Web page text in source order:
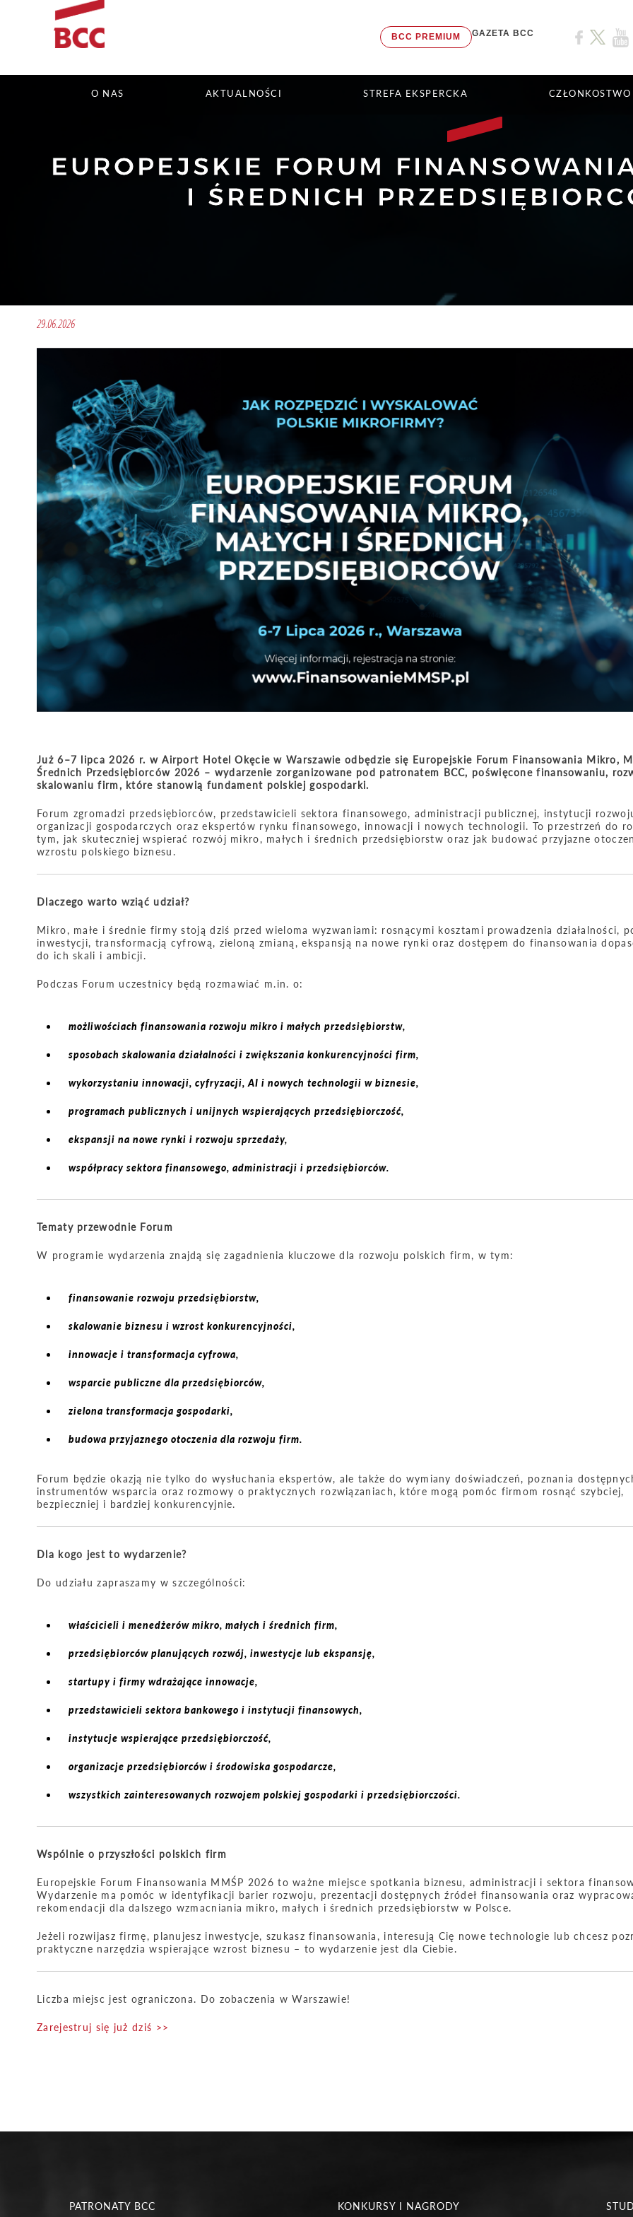
BCC PREMIUM GAZETA BCC
O NAS AKTUALNOŚCI STREFA EKSPERCKA CZŁONKOSTWO
EUROPEJSKIE FORUM
I ŚREDNICH
29.06.2026
Już 6–7 lipca 2026 r. w Airport Hotel Okęcie w Warszawie odbędzie się Europejskie Forum Finansowania Mikro,
Średnich Przedsiębiorców 2026 – wydarzenie zorganizowane pod patronatem BCC, poświęcone finansowaniu,
skalowaniu firm, które stanowią fundament polskiej gospodarki.
Forum zgromadzi przedsiębiorców, przedstawicieli sektora finansowego, administracji publicznej, instytucji
organizacji gospodarczych oraz ekspertów rynku finansowego, innowacji i nowych technologii. To przestrzeń do
tym, jak skuteczniej wspierać rozwój mikro, małych i średnich przedsiębiorstw oraz jak budować przyjazne
wzrostu polskiego biznesu.
Dlaczego warto wziąć udział?
Mikro, małe i średnie firmy stoją dziś przed wieloma wyzwaniami: rosnącymi kosztami prowadzenia działalności,
inwestycji, transformacją cyfrową, zieloną zmianą, ekspansją na nowe rynki oraz dostępem do finansowania
do ich skali i ambicji.
Podczas Forum uczestnicy będą rozmawiać m.in. o:
możliwościach finansowania rozwoju mikro i małych przedsiębiorstw,
sposobach skalowania działalności i zwiększania konkurencyjności firm,
wykorzystaniu innowacji, cyfryzacji, AI i nowych technologii w biznesie,
programach publicznych i unijnych wspierających przedsiębiorczość,
ekspansji na nowe rynki i rozwoju sprzedaży,
współpracy sektora finansowego, administracji i przedsiębiorców.
Tematy przewodnie Forum
W programie wydarzenia znajdą się zagadnienia kluczowe dla rozwoju polskich firm, w tym:
finansowanie rozwoju przedsiębiorstw,
skalowanie biznesu i wzrost konkurencyjności,
innowacje i transformacja cyfrowa,
wsparcie publiczne dla przedsiębiorców,
zielona transformacja gospodarki,
budowa przyjaznego otoczenia dla rozwoju firm.
Forum będzie okazją nie tylko do wysłuchania ekspertów, ale także do wymiany doświadczeń, poznania
instrumentów wsparcia oraz rozmowy o praktycznych rozwiązaniach, które mogą pomóc firmom rosnąć szybciej,
bezpieczniej i bardziej konkurencyjnie.
Dla kogo jest to wydarzenie?
Do udziału zapraszamy w szczególności:
właścicieli i menedżerów mikro, małych i średnich firm,
przedsiębiorców planujących rozwój, inwestycje lub ekspansję,
startupy i firmy wdrażające innowacje,
przedstawicieli sektora bankowego i instytucji finansowych,
instytucje wspierające przedsiębiorczość,
organizacje przedsiębiorców i środowiska gospodarcze,
wszystkich zainteresowanych rozwojem polskiej gospodarki i przedsiębiorczości.
Wspólnie o przyszłości polskich firm
Europejskie Forum Finansowania MMŚP 2026 to ważne miejsce spotkania biznesu, administracji i sektora
Wydarzenie ma pomóc w identyfikacji barier rozwoju, prezentacji dostępnych źródeł finansowania oraz
rekomendacji dla dalszego wzmacniania mikro, małych i średnich przedsiębiorstw w Polsce.
Jeżeli rozwijasz firmę, planujesz inwestycje, szukasz finansowania, interesują Cię nowe technologie lub chcesz
praktyczne narzędzia wspierające wzrost biznesu – to wydarzenie jest dla Ciebie.
Liczba miejsc jest ograniczona. Do zobaczenia w Warszawie!
Zarejestruj się już dziś >>
PATRONATY BCC KONKURSY I NAGRODY